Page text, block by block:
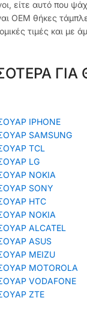
είτε αυτό που
OEM θήκες
τιμές και με
IPHONE
SAMSUNG
TCL
LG
ΝΟΚΙΑ
SONY
HTC
NOKIA
ALCATEL
ASUS
MEIZU
MOTOROLA
VODAFONE
ΖΤΕ